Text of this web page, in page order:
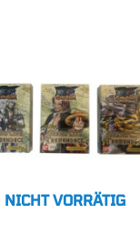
NICHT VORRÄTIG